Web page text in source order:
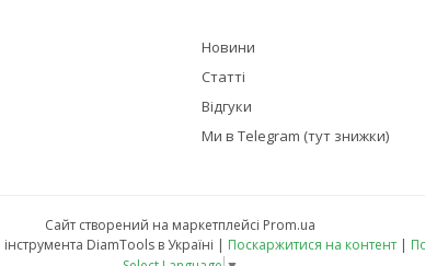
Новини
Статті
Відгуки
Ми в Telegram (тут знижки)
Сайт створений на маркетплейсі Prom.ua
Магазин професійного алмазного інструмента DiamTools в Україні | Поскаржитися на контент |